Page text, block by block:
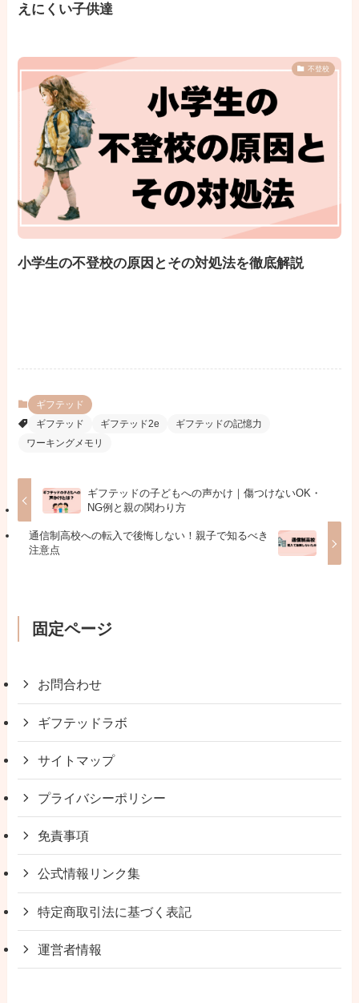
えにくい子供達
不登校
小学生の不登校の原因とその対処法を徹底解説
ギフテッド
ギフテッド
ギフテッド2e
ギフテッドの記憶力
ワーキングメモリ
ギフテッドの子どもへの声かけ｜傷つけないOK・
NG例と親の関わり方
通信制高校への転入で後悔しない！親子で知るべき
注意点
固定ページ
お問合わせ
ギフテッドラボ
サイトマップ
プライバシーポリシー
免責事項
公式情報リンク集
特定商取引法に基づく表記
運営者情報